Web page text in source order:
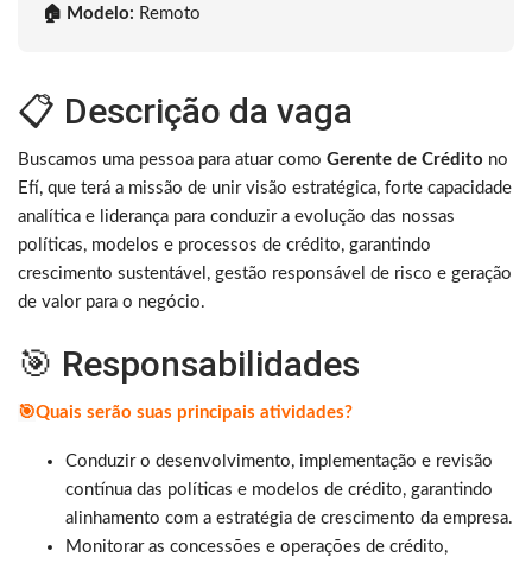
🏠 Modelo: Remoto
📋 Descrição da vaga
Buscamos uma pessoa para atuar como Gerente de Crédito no
Efí, que terá a missão de unir visão estratégica, forte capacidade
analítica e liderança para conduzir a evolução das nossas
políticas, modelos e processos de crédito, garantindo
crescimento sustentável, gestão responsável de risco e geração
de valor para o negócio.
🎯 Responsabilidades
🎯Quais serão suas principais atividades?
Conduzir o desenvolvimento, implementação e revisão
contínua das políticas e modelos de crédito, garantindo
alinhamento com a estratégia de crescimento da empresa.
Monitorar as concessões e operações de crédito,